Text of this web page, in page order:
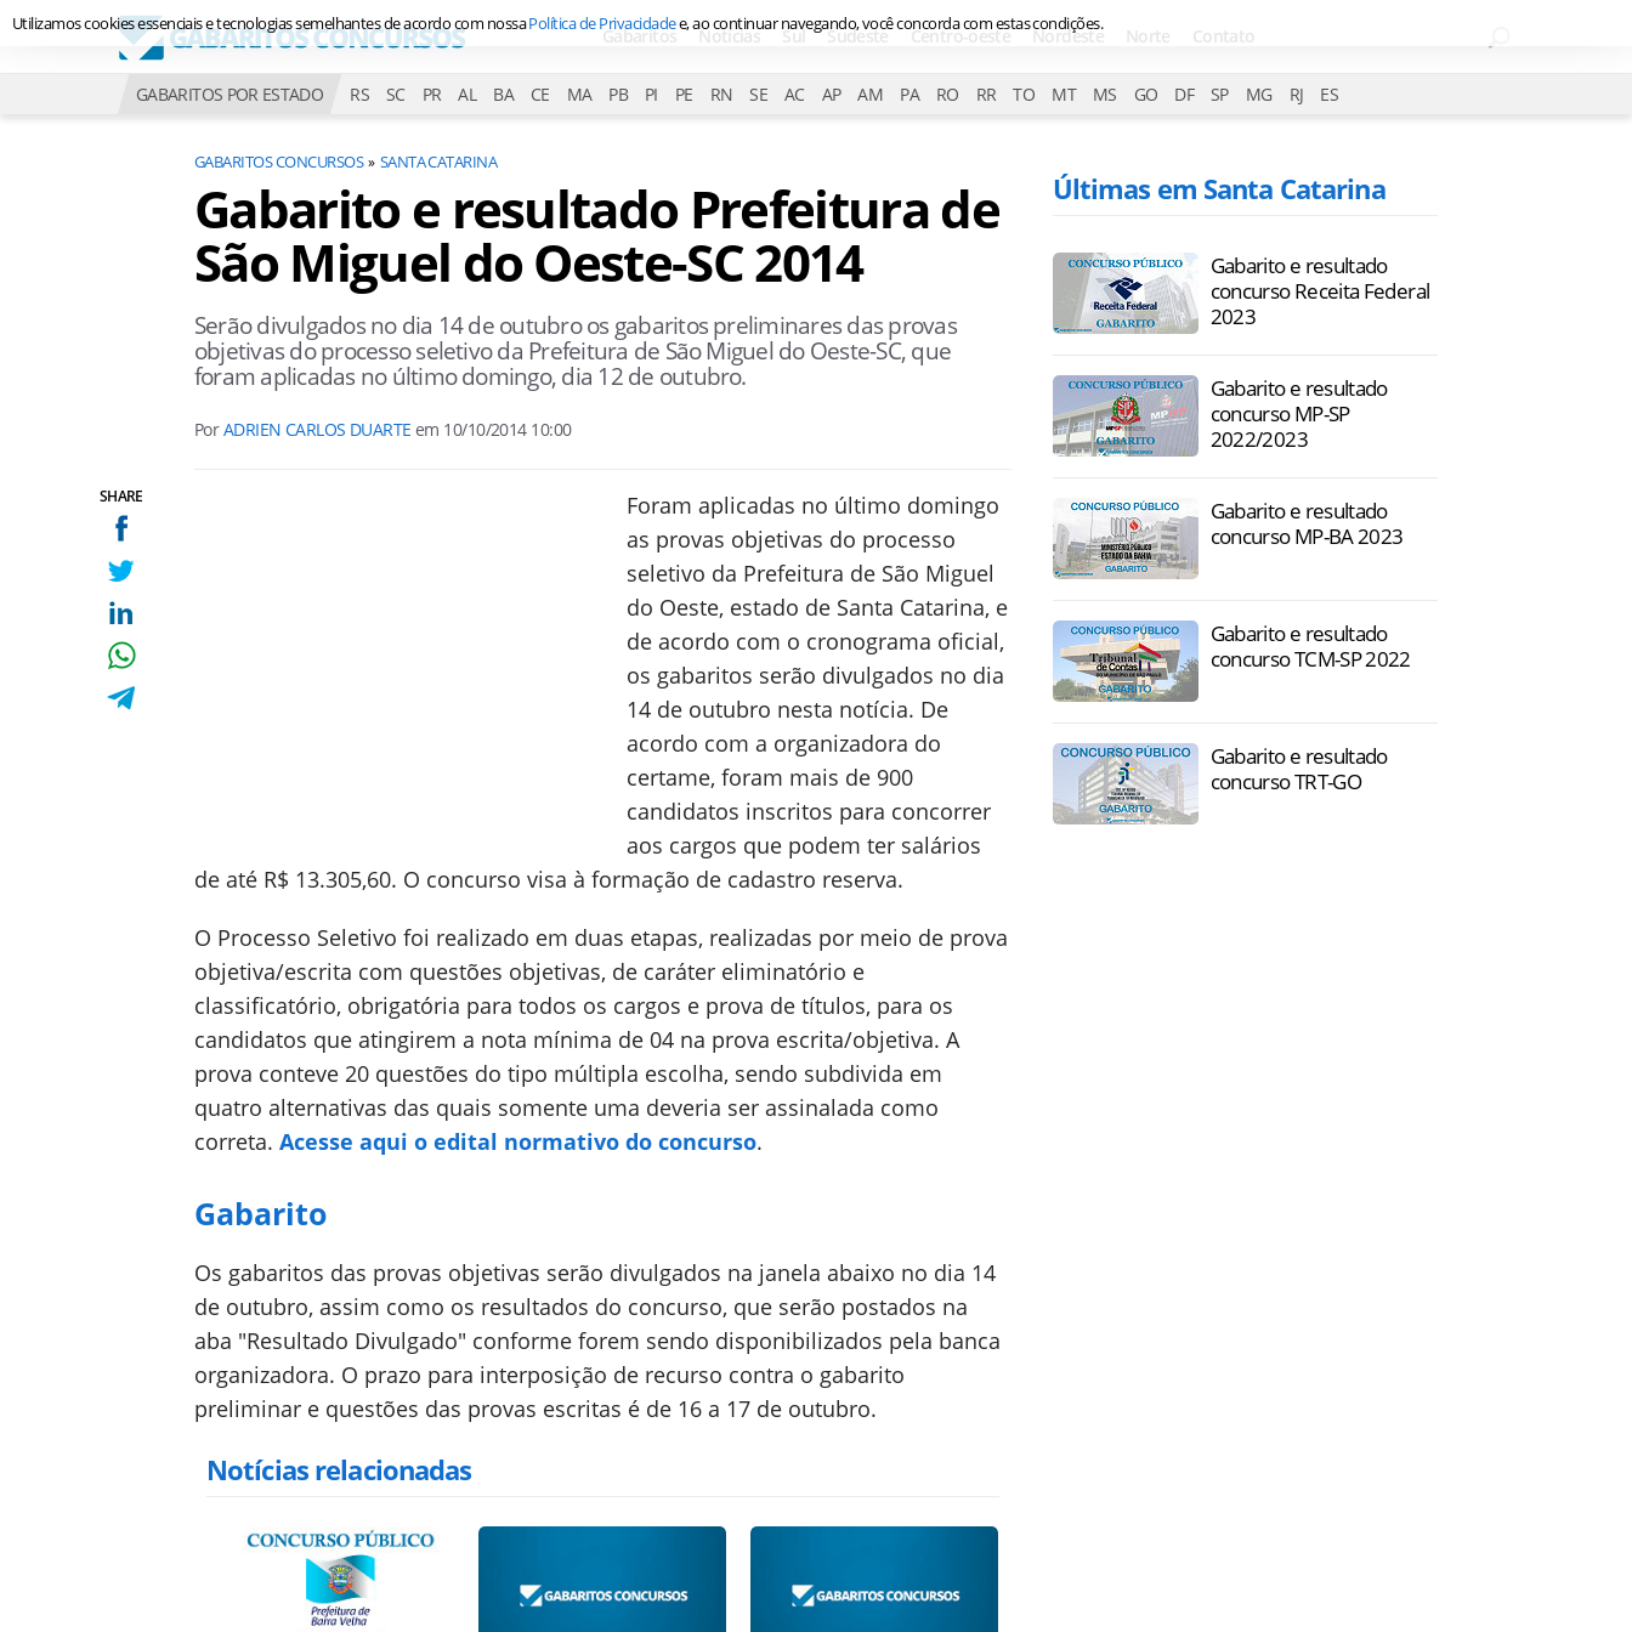
Gabaritos Notícias Sul Sudeste Centro-oeste Nordeste Norte Contato
GABARITOS POR ESTADO RS SC PR AL BA CE MA PB PI PE RN SE AC AP AM PA RO RR TO MT MS GO DF SP MG RJ ES
SHARE
GABARITOS CONCURSOS SANTA CATARINA
Gabarito e resultado Prefeitura de
São Miguel do Oeste-SC 2014
Serão divulgados no dia 14 de outubro os gabaritos preliminares das provas
objetivas do processo seletivo da Prefeitura de São Miguel do Oeste-SC, que
foram aplicadas no último domingo, dia 12 de outubro.
PorADRIEN CARLOS DUARTE em 10/10/2014 10:00
Foram aplicadas no último domingo
as provas objetivas do processo
seletivo da Prefeitura de São Miguel
do Oeste, estado de Santa Catarina, e
de acordo com o cronograma oficial,
os gabaritos serão divulgados no dia
14 de outubro nesta notícia. De
acordo com a organizadora do
certame, foram mais de 900
candidatos inscritos para concorrer
aos cargos que podem ter salários
de até R$ 13.305,60. O concurso visa à formação de cadastro reserva.
O Processo Seletivo foi realizado em duas etapas, realizadas por meio de prova
objetiva/escrita com questões objetivas, de caráter eliminatório e
classificatório, obrigatória para todos os cargos e prova de títulos, para os
candidatos que atingirem a nota mínima de 04 na prova escrita/objetiva. A
prova conteve 20 questões do tipo múltipla escolha, sendo subdivida em
quatro alternativas das quais somente uma deveria ser assinalada como
correta. Acesse aqui o edital normativo do concurso.
Gabarito
Os gabaritos das provas objetivas serão divulgados na janela abaixo no dia 14
de outubro, assim como os resultados do concurso, que serão postados na
aba "Resultado Divulgado" conforme forem sendo disponibilizados pela banca
organizadora. O prazo para interposição de recurso contra o gabarito
preliminar e questões das provas escritas é de 16 a 17 de outubro.
Notícias relacionadas
Últimas em Santa Catarina
Gabarito e resultado
concurso Receita Federal
2023
Gabarito e resultado
concurso MP-SP
2022/2023
Gabarito e resultado
concurso MP-BA 2023
Gabarito e resultado
concurso TCM-SP 2022
Gabarito e resultado
concurso TRT-GO
Utilizamos cookies essenciais e tecnologias semelhantes de acordo com nossaPolítica de Privacidadee, ao continuar navegando, você concorda com estas condições.